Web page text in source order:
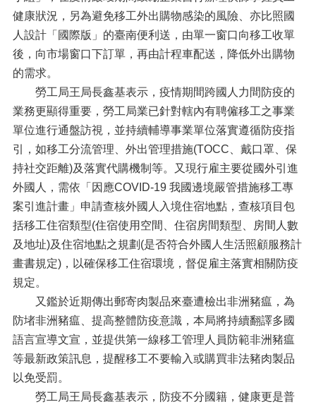
健康狀況，另為避免移工外出購物感染的風險、亦比照國
人設計「國際版」的臺南便利送，由單一窗口向移工收單
後，向市場窗口下訂單，再由計程車配送，降低外出購物
的需求。
勞工局王局長鑫基表示，疫情期間跨國人力間防疫的
業務更顯得重要，勞工局業已針對轄內有聘僱移工之事業
單位進行通盤訪視，並持續輔導事業單位落實遵循防疫指
引，如移工分流管理、外出管理措施(TOCC、戴口罩、保
持社交距離)及落實代購機制等。又現行雇主要從國外引進
外國人，需依「因應COVID-19 我國邊境嚴管措施移工專
案引進計畫」申請查核外國人入境住宿地點，查核項目包
括移工住宿類型(住宿使用空間、住宿房間類型、房間人數
及地址)及住宿地點之規劃(是否符合外國人生活照顧服務計
畫書規定)，以確保移工住宿環境，督促雇主落實相關防疫
規定。
又鑑於近期傳出郵寄肉製品來臺遭檢出非洲豬瘟，為
防堵非洲豬瘟、提高整體防疫意識，本局將持續翻譯多國
語言宣導文宣，並提供第一線移工管理人員防範非洲豬瘟
等最新政策訊息，提醒移工不要輸入或購買非法豬肉製品
以免受罰。
勞工局王局長鑫基表示，防疫不分國籍，健康更是普